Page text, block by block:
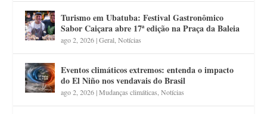
Turismo em Ubatuba: Festival Gastronômico
Sabor Caiçara abre 17ª edição na Praça da Baleia
ago 2, 2026|Geral ,Notícias
Eventos climáticos extremos: entenda o impacto
do El Niño nos vendavais do Brasil
ago 2, 2026|Mudanças climáticas ,Notícias